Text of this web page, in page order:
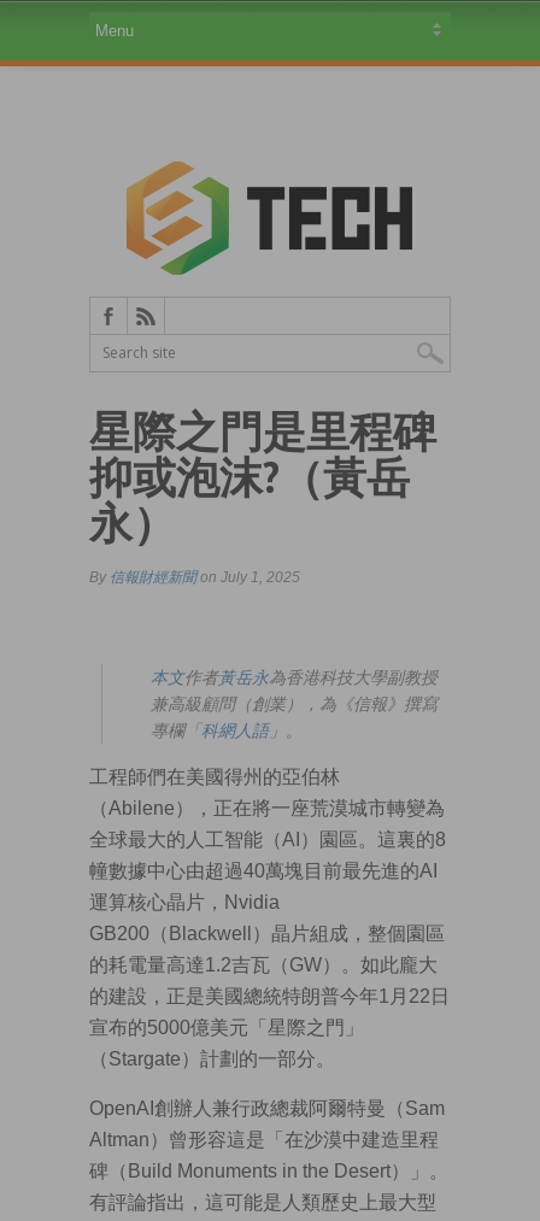
星際之門是里程碑
抑或泡沫?（黃岳
永）
By 信報財經新聞on July 1, 2025
本文作者黃岳永為香港科技大學副教授
兼高級顧問（創業），為《信報》撰寫
專欄「科網人語」。
工程師們在美國得州的亞伯林
（Abilene），正在將一座荒漠城市轉變為
全球最大的人工智能（AI）園區。這裏的8
幢數據中心由超過40萬塊目前最先進的AI
運算核心晶片，Nvidia
GB200（Blackwell）晶片組成，整個園區
的耗電量高達1.2吉瓦（GW）。如此龐大
的建設，正是美國總統特朗普今年1月22日
宣布的5000億美元「星際之門」
（Stargate）計劃的一部分。
OpenAI創辦人兼行政總裁阿爾特曼（Sam
Altman）曾形容這是「在沙漠中建造里程
碑（Build Monuments in the Desert）」。
有評論指出，這可能是人類歷史上最大型